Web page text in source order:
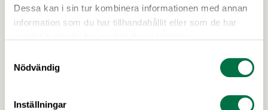
Dessa kan i sin tur kombinera informationen med annan
information som du har tillhandahållit eller som de har
Nödvändig
Inställningar
Arbetsgivarträffar i juni om nya LAS- och
omställningsregler
Upptäck mer